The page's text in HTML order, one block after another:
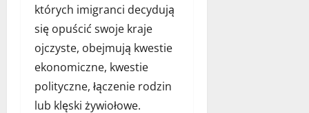
których imigranci decydują
się opuścić swoje kraje
ojczyste, obejmują kwestie
ekonomiczne, kwestie
polityczne, łączenie rodzin
lub klęski żywiołowe.